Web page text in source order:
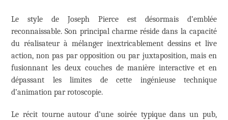
Le style de Joseph Pierce est désormais d’emblée
reconnaissable. Son principal charme réside dans la capacité
du réalisateur à mélanger inextricablement dessins et live
action, non pas par opposition ou par juxtaposition, mais en
fusionnant les deux couches de manière interactive et en
dépassant les limites de cette ingénieuse technique
d’animation par rotoscopie.
Le récit tourne autour d’une soirée typique dans un pub,